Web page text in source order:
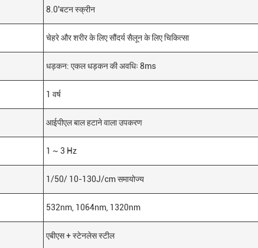
8.0'बटन स्क्रीन
चेहरे और शरीर के लिए सौंदर्य सैलून के लिए चिकित्सा
धड़कन: एकल धड़कन की अवधिः 8ms
1 वर्ष
आईपीएल बाल हटाने वाला उपकरण
1 ~ 3 Hz
1/50/ 10-130J/cm समायोज्य
532nm, 1064nm, 1320nm
एबीएस + स्टेनलेस स्टील